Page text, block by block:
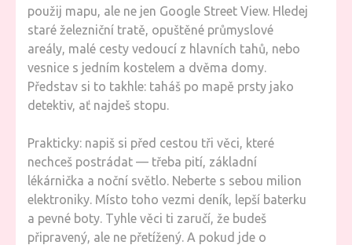
použij mapu, ale ne jen Google Street View. Hledej
staré železniční tratě, opuštěné průmyslové
areály, malé cesty vedoucí z hlavních tahů, nebo
vesnice s jedním kostelem a dvěma domy.
Představ si to takhle: taháš po mapě prsty jako
detektiv, ať najdeš stopu.
Prakticky: napiš si před cestou tři věci, které
nechceš postrádat — třeba pití, základní
lékárnička a noční světlo. Neberte s sebou milion
elektroniky. Místo toho vezmi deník, lepší baterku
a pevné boty. Tyhle věci ti zaručí, že budeš
připravený, ale ne přetížený. A pokud jde o